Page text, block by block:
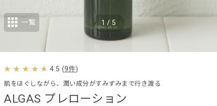
ALGAS プレローション
肌をほぐしながら、潤い成分がすみずみまで行き渡る
4.5 (9件)
1 / 5
一覧